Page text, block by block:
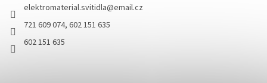
elektromaterial.svitidla@email.cz
721 609 074, 602 151 635
602 151 635